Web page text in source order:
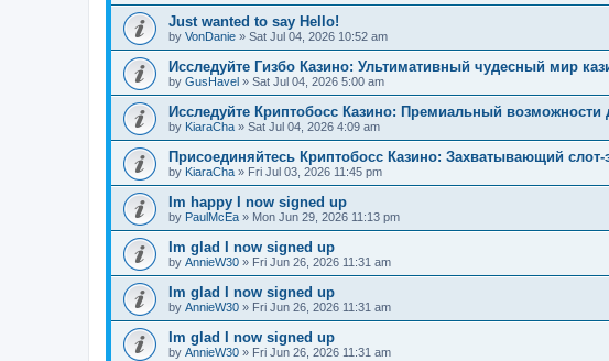
Just wanted to say Hello!
by VonDanie » Sat Jul 04, 2026 10:52 am
Исследуйте Гизбо Казино: Ультимативный чудесный мир
by GusHavel » Sat Jul 04, 2026 5:00 am
Исследуйте Криптобосс Казино: Премиальный возможности
by KiaraCha » Sat Jul 04, 2026 4:09 am
Присоединяйтесь Криптобосс Казино: Захватывающий слот-
by KiaraCha » Fri Jul 03, 2026 11:45 pm
Im happy I now signed up
by PaulMcEa » Mon Jun 29, 2026 11:13 pm
Im glad I now signed up
by AnnieW30 » Fri Jun 26, 2026 11:31 am
Im glad I now signed up
by AnnieW30 » Fri Jun 26, 2026 11:31 am
Im glad I now signed up
by AnnieW30 » Fri Jun 26, 2026 11:31 am